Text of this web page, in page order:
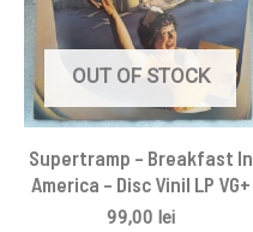
OUT OF STOCK
Supertramp – Breakfast In
America – Disc Vinil LP VG+
99,00 lei